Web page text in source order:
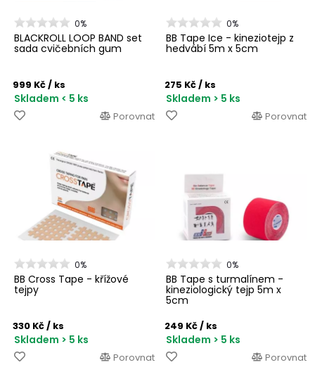
0%
BLACKROLL LOOP BAND set
sada cvičebních gum
999 Kč/ ks
Skladem < 5 ks
Porovnat
0%
BB Tape Ice - kineziotejp z
hedvábí 5m x 5cm
275 Kč/ ks
Skladem > 5 ks
Porovnat
0%
BB Cross Tape - křížové
tejpy
330 Kč/ ks
Skladem > 5 ks
Porovnat
0%
BB Tape s turmalínem -
kineziologický tejp 5m x
5cm
249 Kč/ ks
Skladem > 5 ks
Porovnat